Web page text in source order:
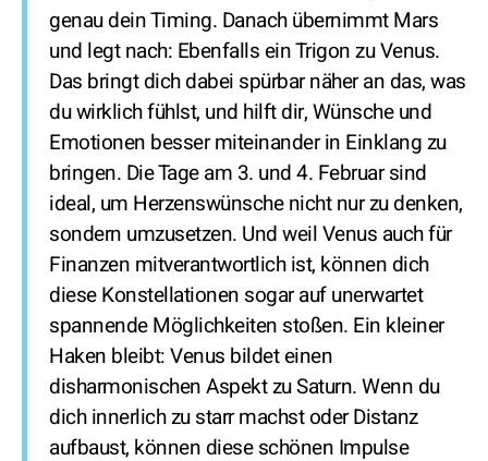
genau dein Timing. Danach übernimmt Mars
und legt nach: Ebenfalls ein Trigon zu Venus.
Das bringt dich dabei spürbar näher an das, was
du wirklich fühlst, und hilft dir, Wünsche und
Emotionen besser miteinander in Einklang zu
bringen. Die Tage am 3. und 4. Februar sind
ideal, um Herzenswünsche nicht nur zu denken,
sondern umzusetzen. Und weil Venus auch für
Finanzen mitverantwortlich ist, können dich
diese Konstellationen sogar auf unerwartet
spannende Möglichkeiten stoßen. Ein kleiner
Haken bleibt: Venus bildet einen
disharmonischen Aspekt zu Saturn. Wenn du
dich innerlich zu starr machst oder Distanz
aufbaust, können diese schönen Impulse